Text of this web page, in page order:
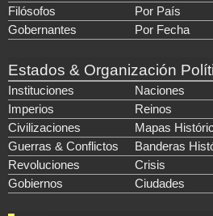
Filósofos
Por País
Gobernantes
Por Fecha
Estados & Organización
Instituciones
Naciones
Imperios
Reinos
Civilizaciones
Mapas
Guerras & Conflictos
Banderas
Revoluciones
Crisis
Gobiernos
Ciudades